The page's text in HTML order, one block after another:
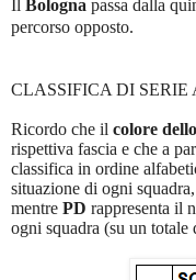
Il Bologna passa dalla
percorso opposto.
CLASSIFICA DI
Ricordo che il colore
rispettiva fascia e che a
classifica in ordine
situazione di ogni squadra,
mentre PD rappresenta il
ogni squadra (su un totale